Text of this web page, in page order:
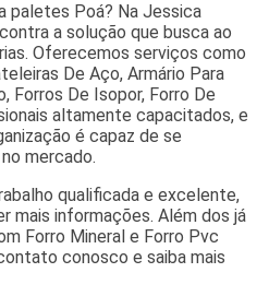
paletes Poá? Na Jessica
a solução que busca ao
Oferecemos serviços como
De Aço, Armário Para
Forros De Isopor, Forro De
altamente capacitados, e
é capaz de se
mercado.
qualificada e excelente,
mais informações. Além dos já
Forro Mineral e Forro Pvc
conosco e saiba mais